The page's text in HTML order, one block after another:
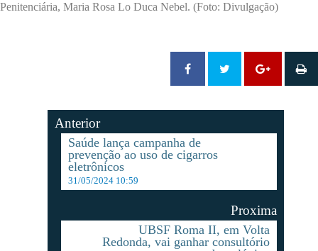
Penitenciária, Maria Rosa Lo Duca Nebel. (Foto: Divulgação)
Anterior
Saúde lança campanha de
prevenção ao uso de cigarros
eletrônicos
31/05/2024 10:59
Proxima
UBSF Roma II, em Volta
Redonda, vai ganhar consultório